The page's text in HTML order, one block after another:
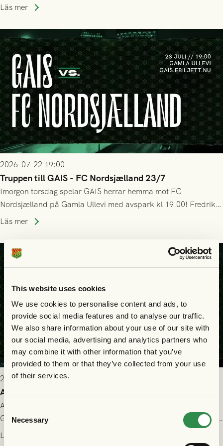
This website uses cookies
We use cookies to personalise content and ads, to
provide social media features and to analyse our traffic.
We also share information about your use of our site with
our social media, advertising and analytics partners who
may combine it with other information that you’ve
provided to them or that they’ve collected from your use
of their services.
Consent
Selection
Necessary
halvtidsvilan sjönk tempot när Nordsjälland tilläts ha mer av
seger! Matchfoto: Mikael Josefsson & Lasse Ekström
Läs mer
2026-07-22 19:00
Truppen till GAIS - FC Nordsjælland 23/7
Imorgon torsdag spelar GAIS herrar hemma mot FC
Nordsjælland på Gamla Ullevi med avspark kl 19.00! Fredrik
Holmberg och ledarstaben har tagit ut följande trupp till
Läs mer
2026-07-22 9:00
Allt du behöver veta inför GAIS - FC Nordsjælland
All evenemangsinformation du kan behöva inför ditt besök på
Gamla Ullevi och matchen mellan GAIS och FC Nordsjælland i
kvalet till Conference League! Avspark kl 19.00 på torsdag
Läs mer